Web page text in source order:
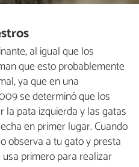
al igual que los
que esto probablemente
ya que en una
se determinó que los
pata izquierda y las gatas
en primer lugar. Cuando
observa a tu gato y presta
primero para realizar